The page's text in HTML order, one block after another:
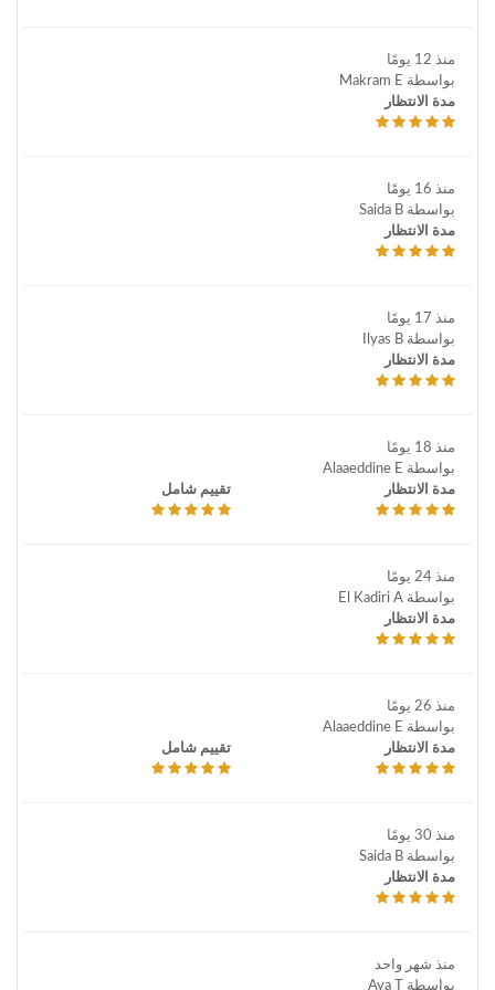
منذ 12 يومًا
بواسطة Makram E
مدة الانتظار
منذ 16 يومًا
بواسطة Saida B
مدة الانتظار
منذ 17 يومًا
بواسطة Ilyas B
مدة الانتظار
منذ 18 يومًا
بواسطة Alaaeddine E
مدة الانتظار
تقييم شامل
منذ 24 يومًا
بواسطة El Kadiri A
مدة الانتظار
منذ 26 يومًا
بواسطة Alaaeddine E
مدة الانتظار
تقييم شامل
منذ 30 يومًا
بواسطة Saida B
مدة الانتظار
منذ شهر واحد
بواسطة Aya T